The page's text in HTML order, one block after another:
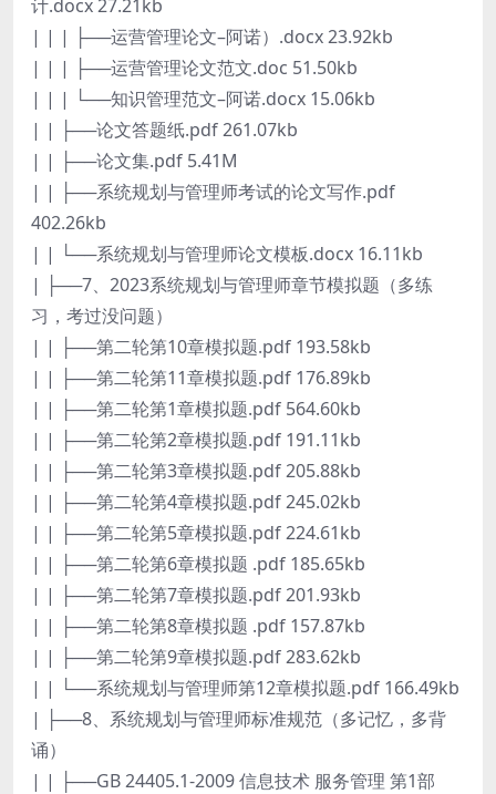
计.docx 27.21kb
| | | ├──运营管理论文–阿诺）.docx 23.92kb
| | | ├──运营管理论文范文.doc 51.50kb
| | | └──知识管理范文–阿诺.docx 15.06kb
| | ├──论文答题纸.pdf 261.07kb
| | ├──论文集.pdf 5.41M
| | ├──系统规划与管理师考试的论文写作.pdf
402.26kb
| | └──系统规划与管理师论文模板.docx 16.11kb
| ├──7、2023系统规划与管理师章节模拟题（多练
习，考过没问题）
| | ├──第二轮第10章模拟题.pdf 193.58kb
| | ├──第二轮第11章模拟题.pdf 176.89kb
| | ├──第二轮第1章模拟题.pdf 564.60kb
| | ├──第二轮第2章模拟题.pdf 191.11kb
| | ├──第二轮第3章模拟题.pdf 205.88kb
| | ├──第二轮第4章模拟题.pdf 245.02kb
| | ├──第二轮第5章模拟题.pdf 224.61kb
| | ├──第二轮第6章模拟题 .pdf 185.65kb
| | ├──第二轮第7章模拟题.pdf 201.93kb
| | ├──第二轮第8章模拟题 .pdf 157.87kb
| | ├──第二轮第9章模拟题.pdf 283.62kb
| | └──系统规划与管理师第12章模拟题.pdf 166.49kb
| ├──8、系统规划与管理师标准规范（多记忆，多背
诵）
| | ├──GB 24405.1-2009 信息技术 服务管理 第1部